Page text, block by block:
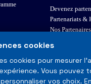
Devenez
Partenariats &
Nos Partenaires
XIII - Tous droits
cookies
cookies pour mesurer
Vous pouvez
vos choix.